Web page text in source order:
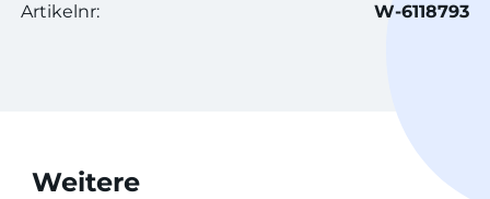
Artikelnr: W-6118793
Weitere